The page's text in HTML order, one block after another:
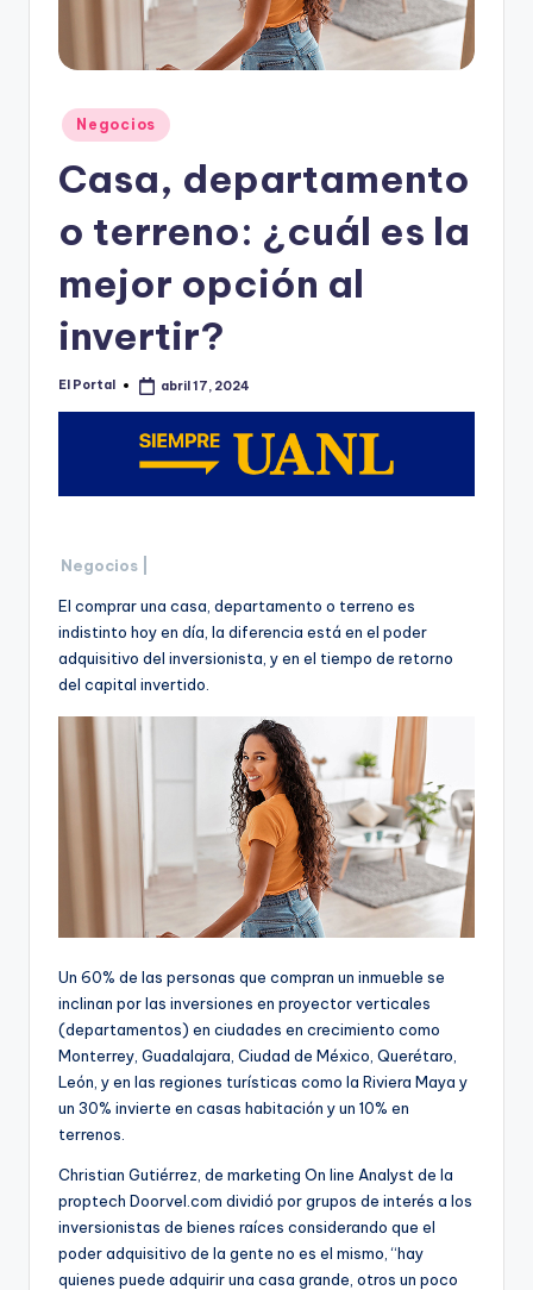
rr
Publicado
en
Negocios
Casa, departamento
o terreno: ¿cuál es la
mejor opción al
invertir?
Publicado
El Portal abril 17, 2024
Negocios |
El comprar una casa, departamento o terreno es
indistinto hoy en día, la diferencia está en el poder
adquisitivo del inversionista, y en el tiempo de retorno
del capital invertido.
Un 60% de las personas que compran un inmueble se
inclinan por las inversiones en proyector verticales
(departamentos) en ciudades en crecimiento como
Monterrey, Guadalajara, Ciudad de México, Querétaro,
León, y en las regiones turísticas como la Riviera Maya y
un 30% invierte en casas habitación y un 10% en
terrenos.
Christian Gutiérrez, de marketing On line Analyst de la
proptech Doorvel.com dividió por grupos de interés a los
inversionistas de bienes raíces considerando que el
poder adquisitivo de la gente no es el mismo, “hay
quienes puede adquirir una casa grande, otros un poco